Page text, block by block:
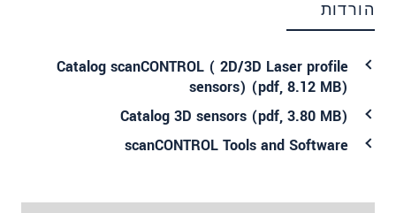
הורדות
Catalog scanCONTROL ( 2D/3D Laser profile
sensors) (pdf, 8.12 MB)
Catalog 3D sensors (pdf, 3.80 MB)
scanCONTROL Tools and Software